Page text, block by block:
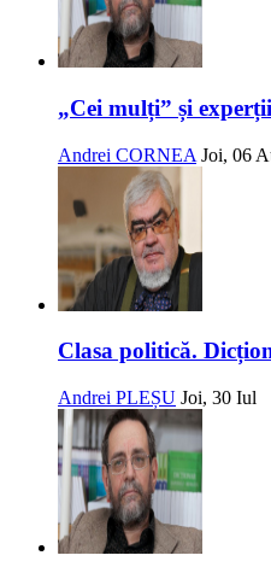
„Cei mulți” și
Andrei CORNEA Joi, 06
Clasa politică.
Andrei PLEȘU Joi, 30 Iul